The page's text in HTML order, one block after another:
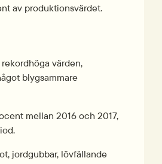
av produktionsvärdet.
värden,
blygsammare
mellan 2016 och 2017,
jordgubbar, lövfällande